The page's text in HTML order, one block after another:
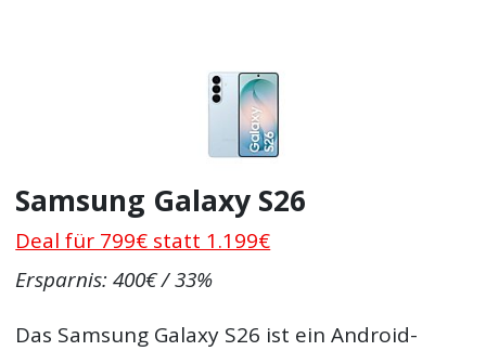
Samsung Galaxy S26
Deal für 799€ statt 1.199€
Ersparnis: 400€ / 33%
Das Samsung Galaxy S26 ist ein Android-